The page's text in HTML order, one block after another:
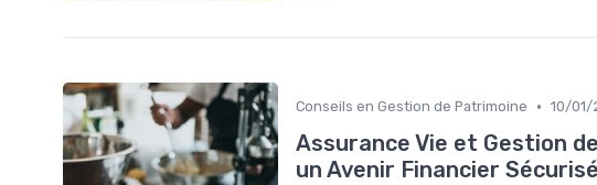
Conseils en Gestion de Patrimoine • 10/01/
Assurance Vie et Gestion
un Avenir Financier Sécurisé